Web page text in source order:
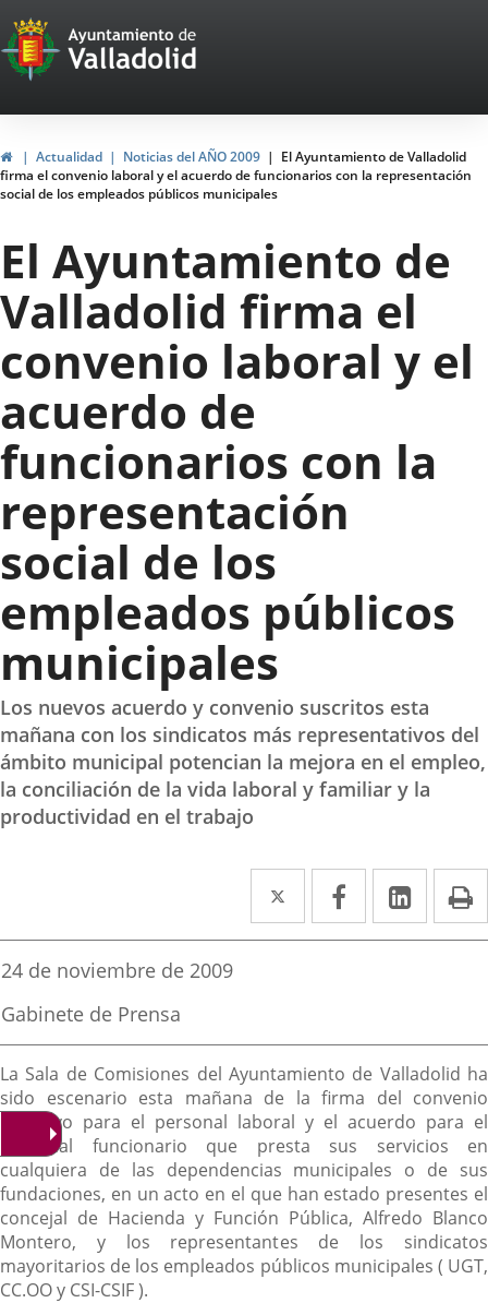
Portal
Web
del
Ayuntamiento
de
Valladolid
HomeActualidad Noticias del AÑO 2009
El Ayuntamiento de Valladolid
firma el convenio laboral y el acuerdo de funcionarios con la representación
social de los empleados públicos municipales
El Ayuntamiento de
Valladolid firma el
convenio laboral y el
acuerdo de
funcionarios con la
representación
social de los
empleados públicos
municipales
Los nuevos acuerdo y convenio suscritos esta
mañana con los sindicatos más representativos del
ámbito municipal potencian la mejora en el empleo,
la conciliación de la vida laboral y familiar y la
productividad en el trabajo
Twitter
Enlace
a
externa.
Facebook
Enlace
a
externa.
Enlace
a
Fecha
la
noticia
24 de noviembre de 2009
Fuente
la
noticia
Gabinete de Prensa
Descripción
La Sala de Comisiones del Ayuntamiento de Valladolid ha
sido escenario esta mañana de la firma del convenio
colectivo para el personal laboral y el acuerdo para el
personal funcionario que presta sus servicios en
cualquiera de las dependencias municipales o de sus
fundaciones, en un acto en el que han estado presentes el
concejal de Hacienda y Función Pública, Alfredo Blanco
Montero, y los representantes de los sindicatos
mayoritarios de los empleados públicos municipales ( UGT,
CC.OO y CSI-CSIF ).